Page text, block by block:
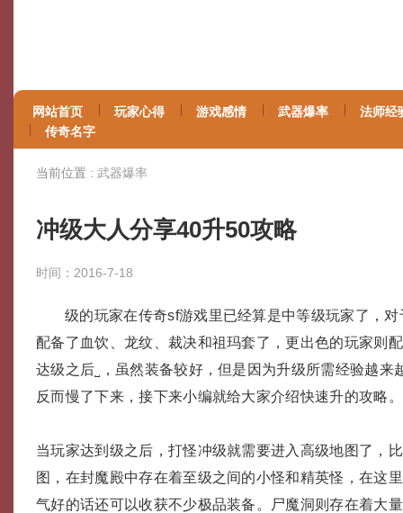
网站首页 玩家心得 游戏感情 武器爆率
法师经
传奇名字
当前位置 : 武器爆率
冲级大人分享40升50攻略
时间：2016-7-18
级的玩家在传奇sf游戏里已经算是中等级玩家了，
配备了血饮、龙纹、裁决和祖玛套了，更出色的玩家则
达级之后˽，虽然装备较好，但是因为升级所需经验越来
反而慢了下来，接下来小编就给大家介绍快速升的攻略。
当玩家达到级之后，打怪冲级就需要进入高级地图了，
图，在封魔殿中存在着至级之间的小怪和精英怪，在这
气好的话还可以收获不少极品装备。尸魔洞则存在着大